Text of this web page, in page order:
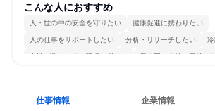
こんな人におすすめ
人・世の中の安全を守りたい 健康促進に携わりたい
人の仕事をサポートしたい 分析・リサーチしたい
女性が働きやすい環境で働ける 長く同じ会社に居続けら
仕事情報 企業情報